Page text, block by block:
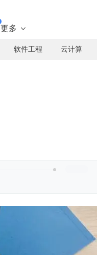
更多 
软件工程 云计算